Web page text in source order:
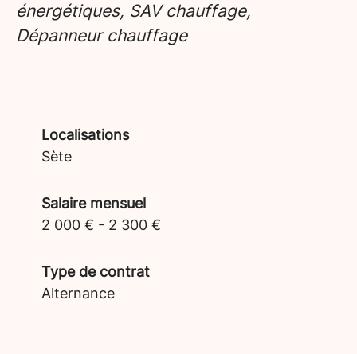
énergétiques, SAV chauffage,
Dépanneur chauffage
Localisations
Sète
Salaire mensuel
2 000 € - 2 300 €
Type de contrat
Alternance